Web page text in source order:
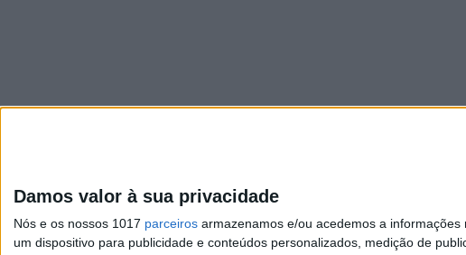
Damos valor à sua privacidade
Nós e os nossos 1017 parceiros armazenamos e/ou acedemos a
um dispositivo para publicidade e conteúdos personalizados, medição de
Visão Júnior